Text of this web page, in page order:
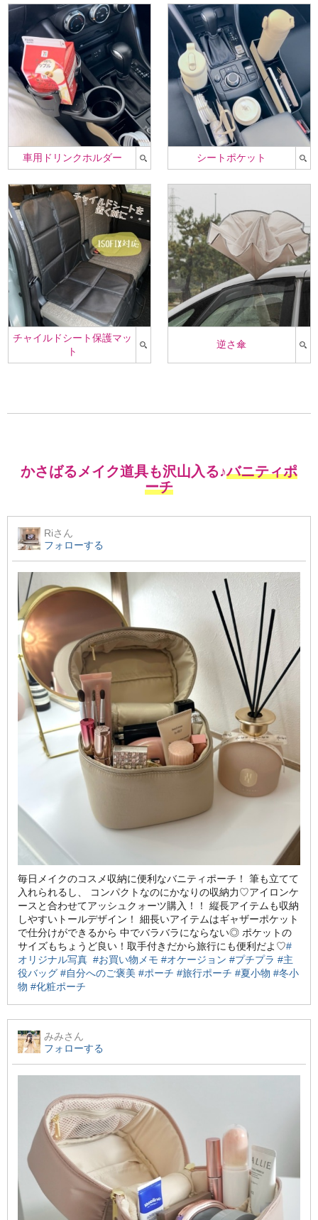
車用ドリンクホルダー シートポケット
チャイルドシート保護マッ
ト
逆さ傘
かさばるメイク道具も沢山入る♪バニティポ
ーチ
Riさん
フォローする
毎日メイクのコスメ収納に便利なバニティポーチ！ 筆も立てて
入れられるし、 コンパクトなのにかなりの収納力♡アイロンケ
ースと合わせてアッシュクォーツ購入！！ 縦長アイテムも収納
しやすいトールデザイン！ 細長いアイテムはギャザーポケット
で仕分けができるから 中でバラバラにならない◎ ポケットの
サイズもちょうど良い！取手付きだから旅行にも便利だよ♡#
オリジナル写真 #お買い物メモ #オケージョン #プチプラ #主
役バッグ #自分へのご褒美 #ポーチ #旅行ポーチ #夏小物 #冬小
物 #化粧ポーチ
みみさん
フォローする